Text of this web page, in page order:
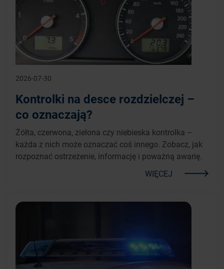
2026-07-30
Kontrolki na desce rozdzielczej –
co oznaczają?
Żółta, czerwona, zielona czy niebieska kontrolka –
każda z nich może oznaczać coś innego. Zobacz, jak
rozpoznać ostrzeżenie, informację i poważną awarię.
WIĘCEJ